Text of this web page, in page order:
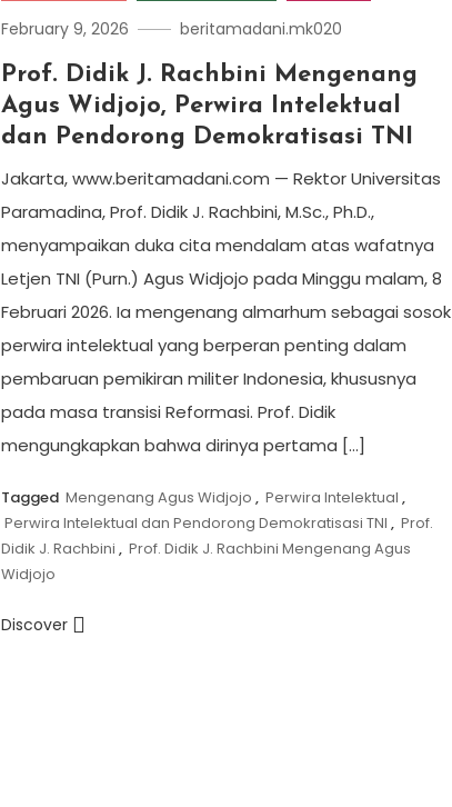
February 9, 2026 beritamadani.mk020
Prof. Didik J. Rachbini Mengenang
Agus Widjojo, Perwira Intelektual
dan Pendorong Demokratisasi TNI
Jakarta, www.beritamadani.com — Rektor Universitas
Paramadina, Prof. Didik J. Rachbini, M.Sc., Ph.D.,
menyampaikan duka cita mendalam atas wafatnya
Letjen TNI (Purn.) Agus Widjojo pada Minggu malam, 8
Februari 2026. Ia mengenang almarhum sebagai sosok
perwira intelektual yang berperan penting dalam
pembaruan pemikiran militer Indonesia, khususnya
pada masa transisi Reformasi. Prof. Didik
mengungkapkan bahwa dirinya pertama […]
Tagged Mengenang Agus Widjojo , Perwira Intelektual ,
Perwira Intelektual dan Pendorong Demokratisasi TNI , Prof.
Didik J. Rachbini , Prof. Didik J. Rachbini Mengenang Agus
Widjojo
Discover